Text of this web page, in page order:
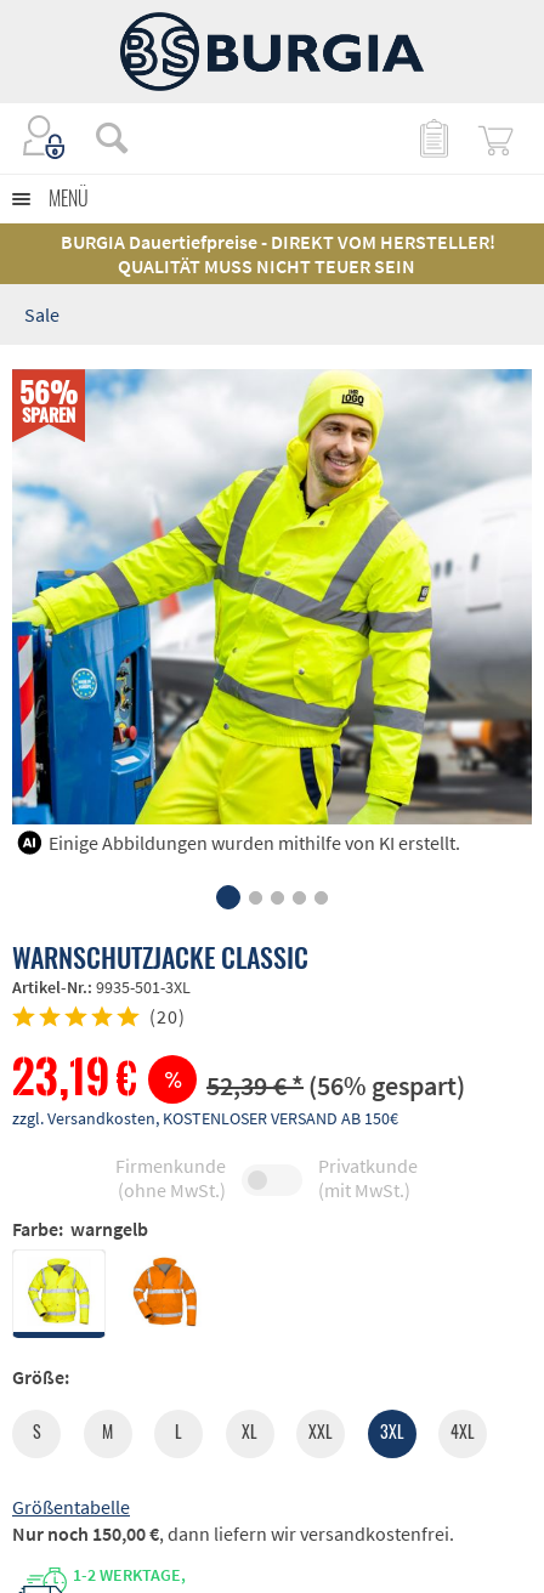
MENÜ
BURGIA Dauertiefpreise - DIREKT VOM HERSTELLER!
QUALITÄT MUSS NICHT TEUER SEIN
Sale
56%
SPAREN
Einige Abbildungen wurden mithilfe von KI erstellt.
WARNSCHUTZJACKE CLASSIC
Artikel-Nr.: 9935-501-3XL
(20)
23,19 € 52,39 € *(56% gespart)
zzgl. Versandkosten, KOSTENLOSER VERSAND AB 150€
Firmenkunde
(ohne MwSt.)
Privatkunde
(mit MwSt.)
Farbe: warngelb
Größe:
S M L XL XXL 3XL 4XL
Größentabelle
1-2 WERKTAGE,
Nur noch 150,00 €, dann liefern wir versandkostenfrei.